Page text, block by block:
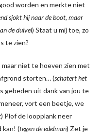
worden en merkte niet
sjokt hij naar de boot, maar
de duivel) Staat u mij toe, zo
te zien?
maar niet te hoeven zien met
storten… (schatert het
gebeden uit dank van jou te
vort een beetje, we
) Plof de loopplank neer
kan! (tegen de edelman) Zet je